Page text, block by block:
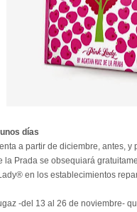
días
a partir de diciembre, antes,
la Prada se obsequiará
en los establecimientos
-del 13 al 26 de noviembre-